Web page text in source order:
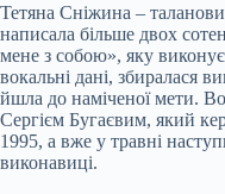
Тетяна Сніжина –
написала більше двох
мене з собою», яку
вокальні дані, збиралася
йшла до наміченої мети.
Сергієм Бугаєвим, який
1995, а вже у травні
виконавиці.